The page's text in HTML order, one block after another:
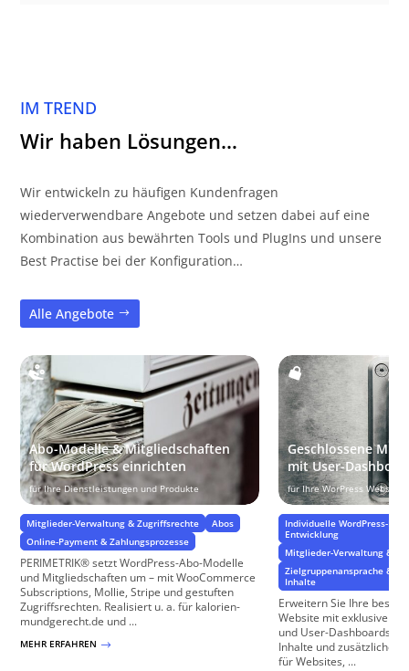
IM TREND
Wir haben Lösungen…
Wir entwickeln zu häufigen Kundenfragen
wiederverwendbare Angebote und setzen dabei auf eine
Kombination aus bewährten Tools und PlugIns und unsere
Best Practise bei der Konfiguration…
Alle Angebote
Abo-Modelle & Mitgliedschaften
für WordPress einrichten
für Ihre Dienstleistungen und Produkte
Mitglieder-Verwaltung & Zugriffsrechte
Abos
Online-Payment & Zahlungsprozesse
PERIMETRIK® setzt WordPress-Abo-Modelle
und Mitgliedschaften um – mit WooCommerce
Subscriptions, Mollie, Stripe und gestuften
Zugriffsrechten. Realisiert u. a. für kalorien-
mundgerecht.de und ...
MEHR ERFAHREN $
Geschlossene
mit User-
für Ihre WorPress Website
Individuelle WordPress-
Entwicklung
Mitglieder-Verwaltung &
Zielgruppenansprache &
Inhalte
Erweitern Sie Ihre
Website mit exklusiven
und User-Dashboards,
Inhalte und zusätzliche
für Websites, ...